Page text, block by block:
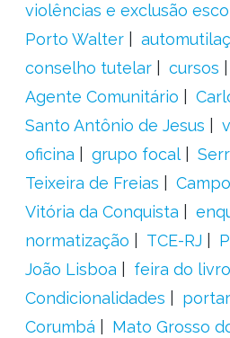
violências e exclusão
Porto Walter
conselho tutelar
cursos
Agente Comunitário
Santo Antônio de Jesus
oficina
grupo focal
Teixeira de Freias
Vitória da Conquista
normatização
TCE-RJ
João Lisboa
feira do livro
Condicionalidades
Corumbá
Mato Grosso